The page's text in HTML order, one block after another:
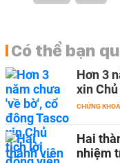
Có thể bạn
Hơn 3
xin
CHỨNG
Hai
nhiệm